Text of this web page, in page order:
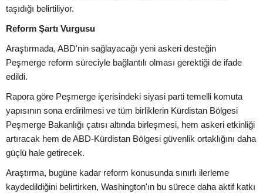
taşıdığı belirtiliyor.
Reform Şartı Vurgusu
Araştırmada, ABD'nin sağlayacağı yeni askeri desteğin
Peşmerge reform süreciyle bağlantılı olması gerektiği de ifade
edildi.
Rapora göre Peşmerge içerisindeki siyasi parti temelli komuta
yapısının sona erdirilmesi ve tüm birliklerin Kürdistan Bölgesi
Peşmerge Bakanlığı çatısı altında birleşmesi, hem askeri etkinliği
artıracak hem de ABD-Kürdistan Bölgesi güvenlik ortaklığını daha
güçlü hale getirecek.
Araştırma, bugüne kadar reform konusunda sınırlı ilerleme
kaydedildiğini belirtirken, Washington'ın bu sürece daha aktif katkı